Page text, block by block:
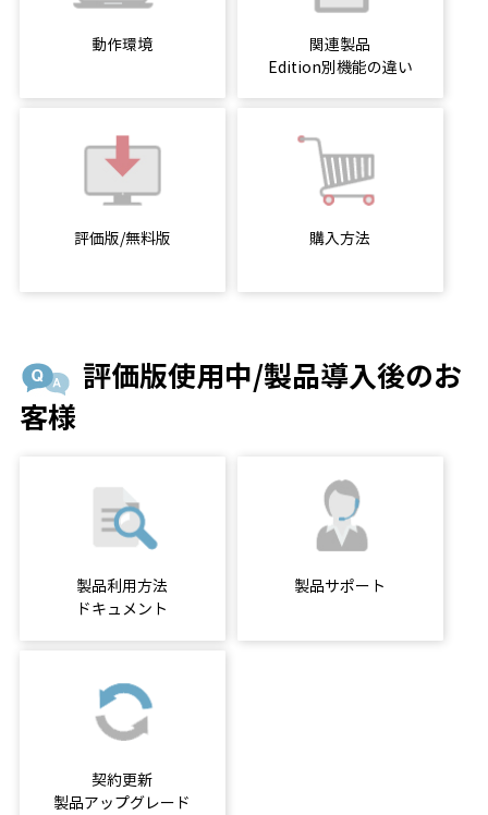
動作環境
関連製品
Edition別機能の違い
評価版/無料版 購入方法
評価版使用中/製品導入後のお
客様
製品利用方法
ドキュメント
製品サポート
契約更新
製品アップグレード